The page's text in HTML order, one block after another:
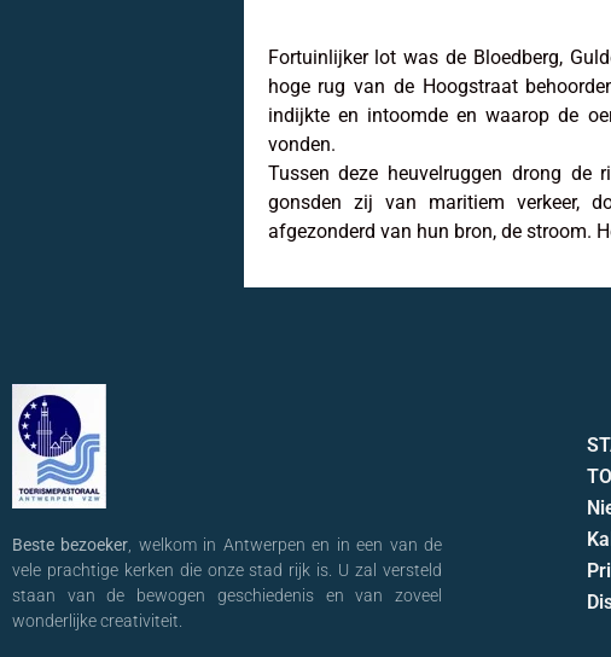
Fortuinlijker lot was de Bloedberg,
hoge rug van de Hoogstraat
indijkte en intoomde en waarop de
vonden.
Tussen deze heuvelruggen drong
gonsden zij van maritiem verkeer,
afgezonderd van hun bron, de stroom.
Beste bezoeker, welkom in Antwerpen en in een van de
vele prachtige kerken die onze stad rijk is. U zal versteld
staan van de bewogen geschiedenis en van zoveel
wonderlijke creativiteit.